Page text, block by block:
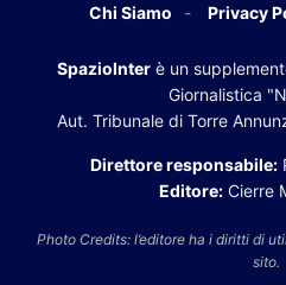
Chi Siamo Privacy
SpazioInter è un
Giornalistica
Aut. Tribunale di Torre
Direttore responsabile:
Editore: Cierre
Photo Credits: l’editore ha i diritti di
sito.